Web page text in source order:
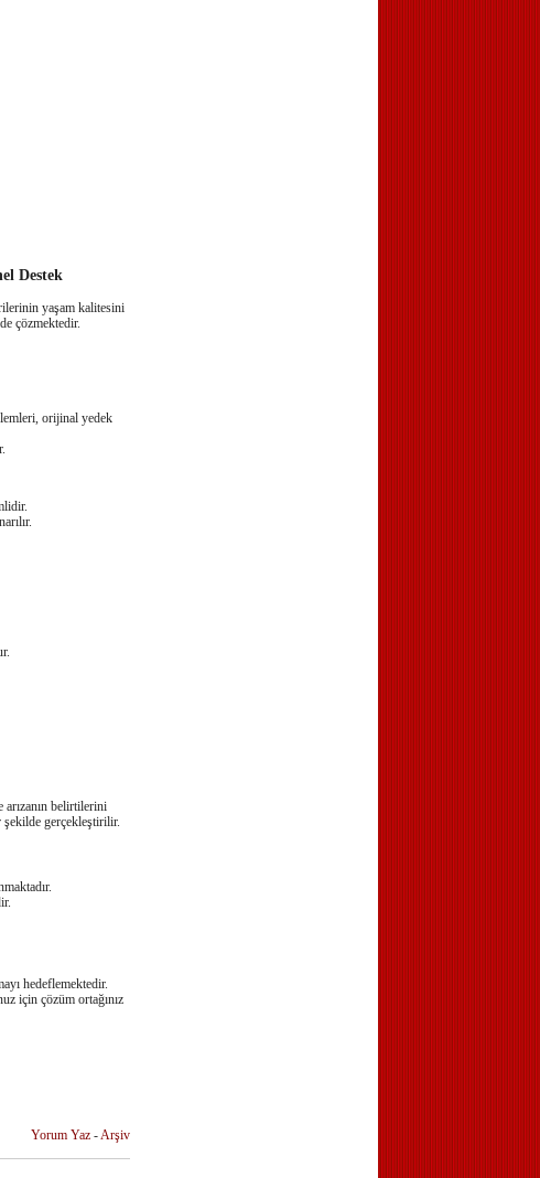
Destek
yaşam kalitesini
çözmektedir.
orijinal yedek
belirtilerini
şekilde gerçekleştirilir.
hedeflemektedir.
için çözüm ortağınız
Yorum Yaz - Arşiv